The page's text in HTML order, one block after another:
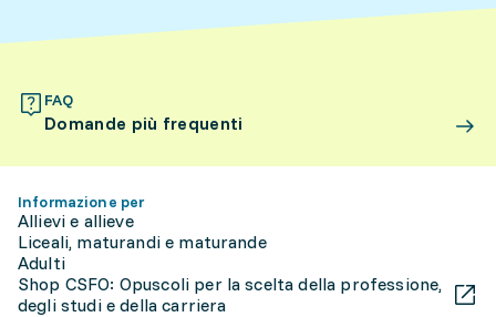
FAQ
Domande più frequenti
Informazione per
Allievi e allieve
Liceali, maturandi e maturande
Adulti
Shop CSFO: Opuscoli per la scelta della professione,
degli studi e della carriera